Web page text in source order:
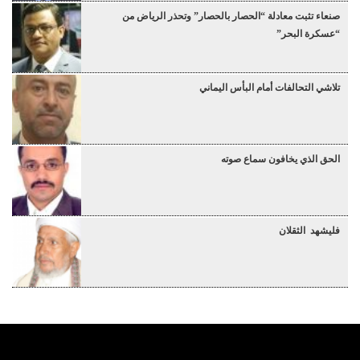
صنعاء تثبت معادلة “الحصار بالحصار” وتحذر الرياض من
“عسكرة البحر”
تلاشي التحالفات أمام البأس اليماني
الحق الذي يخافون سماع صوته
فليشهد الثقلان